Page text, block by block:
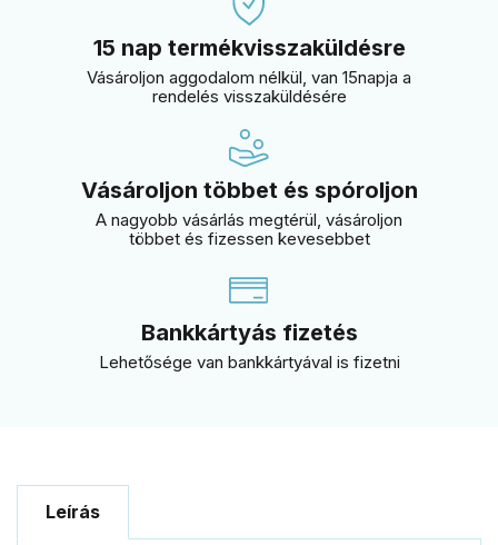
15 nap termékvisszaküldésre
Vásároljon aggodalom nélkül, van 15napja a
rendelés visszaküldésére
Vásároljon többet és spóroljon
A nagyobb vásárlás megtérül, vásároljon
többet és fizessen kevesebbet
Bankkártyás fizetés
Lehetősége van bankkártyával is fizetni
Leírás